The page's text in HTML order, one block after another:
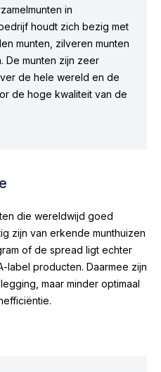
in
houdt zich bezig met
munten, zilveren munten
De munten zijn zeer
de hele wereld en de
de hoge kwaliteit van de
die wereldwijd goed
zijn van erkende munthuizen
of de spread ligt echter
label producten. Daarmee zijn
maar minder optimaal